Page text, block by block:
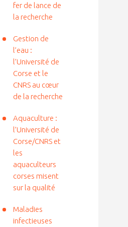
fer de lance de
la recherche
Gestion de
l’eau :
l’Université de
Corse et le
CNRS au cœur
de la recherche
Aquaculture :
l’Université de
Corse/CNRS et
les
aquaculteurs
corses misent
sur la qualité
Maladies
infectieuses